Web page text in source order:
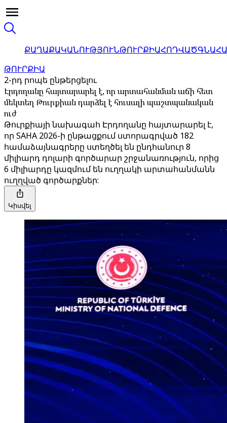
ՔԱՂԱՔԱԿԱՆՈՒԹՅՈՒՆԹՈՒՐՔԻԱՀՈԴՎԱԾ
ԹՈՒՐՔԻԱ
2-րդ րոպե ընթերցելու
Էրդողանը հայտարարել է, որ արտահանման աճի հետ
մեկտեղ Թուրքիան դարձել է հուսալի պաշտպանական
ուժ
Թուրքիայի նախագահ Էրդողանը հայտարարել է,
որ SAHA 2026-ի ընթացքում ստորագրված 182
համաձայնագրերը ստեղծել են ընդհանուր 8
միլիարդ դոլարի գործարար շրջանառություն, որից
6 միլիարդը կազմում են ուղղակի արտահանմանն
ուղղված գործարքներ:
Կիսվել